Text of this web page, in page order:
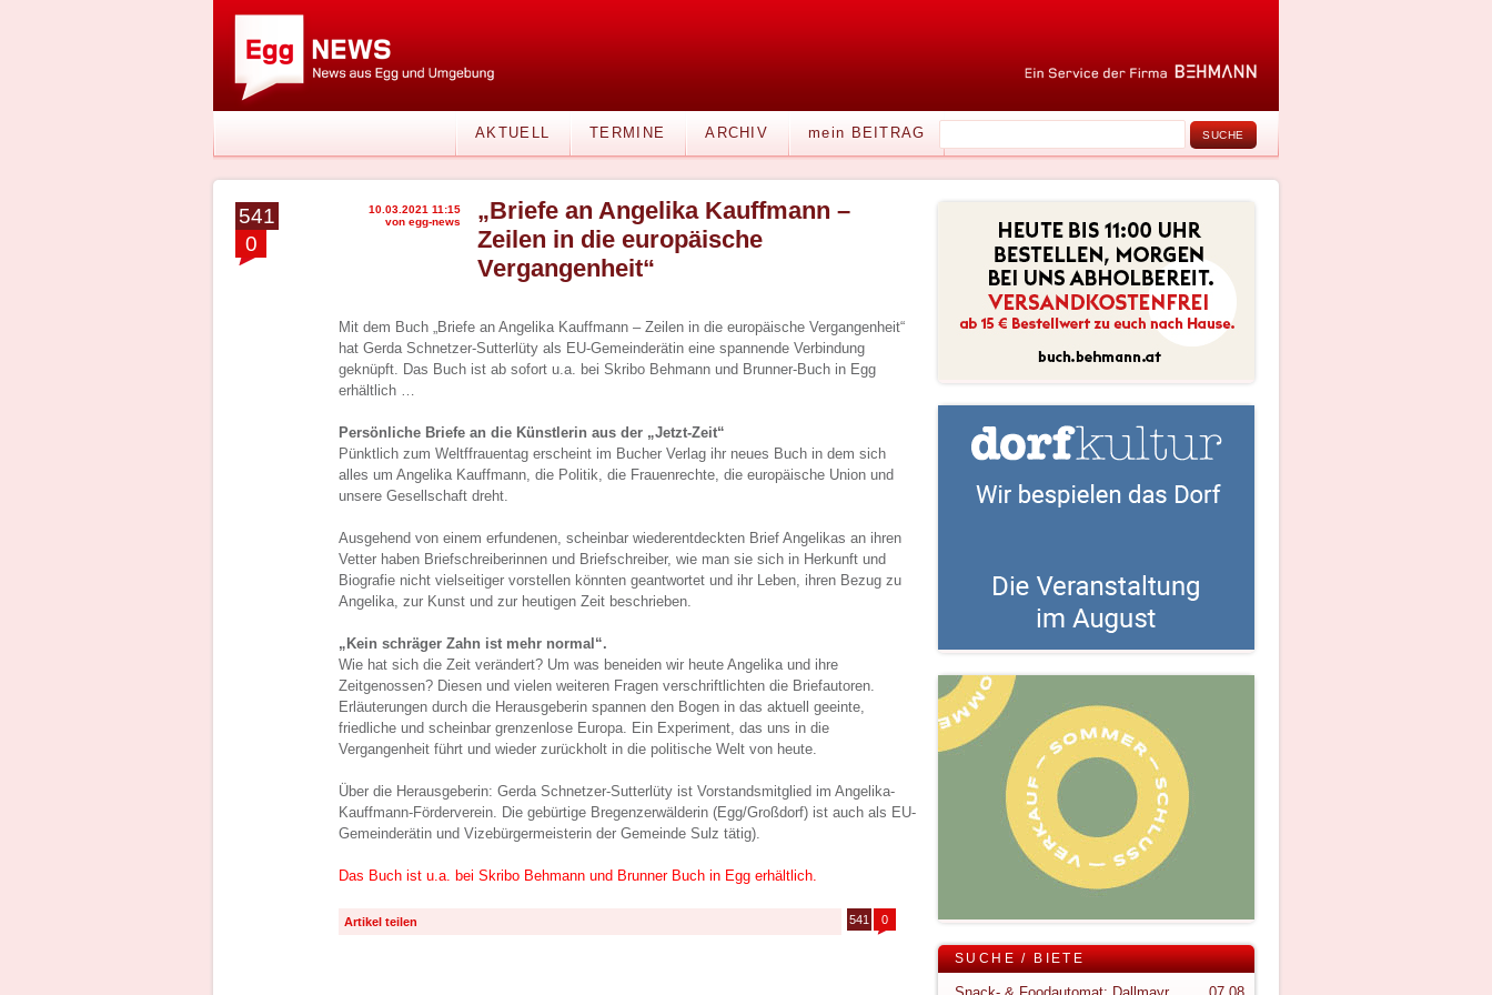
AKTUELL TERMINE ARCHIV mein BEITRAG
541
0
10.03.2021 11:15
von egg-news
„Briefe an Angelika Kauffmann –
Zeilen in die europäische
Vergangenheit“
Mit dem Buch „Briefe an Angelika Kauffmann – Zeilen in die europäische Vergangenheit“
hat Gerda Schnetzer-Sutterlüty als EU-Gemeinderätin eine spannende Verbindung
geknüpft. Das Buch ist ab sofort u.a. bei Skribo Behmann und Brunner-Buch in Egg
erhältlich …
Persönliche Briefe an die Künstlerin aus der „Jetzt-Zeit“
Pünktlich zum Weltffrauentag erscheint im Bucher Verlag ihr neues Buch in dem sich
alles um Angelika Kauffmann, die Politik, die Frauenrechte, die europäische Union und
unsere Gesellschaft dreht.
Ausgehend von einem erfundenen, scheinbar wiederentdeckten Brief Angelikas an ihren
Vetter haben Briefschreiberinnen und Briefschreiber, wie man sie sich in Herkunft und
Biografie nicht vielseitiger vorstellen könnten geantwortet und ihr Leben, ihren Bezug zu
Angelika, zur Kunst und zur heutigen Zeit beschrieben.
„Kein schräger Zahn ist mehr normal“.
Wie hat sich die Zeit verändert? Um was beneiden wir heute Angelika und ihre
Zeitgenossen? Diesen und vielen weiteren Fragen verschriftlichten die Briefautoren.
Erläuterungen durch die Herausgeberin spannen den Bogen in das aktuell geeinte,
friedliche und scheinbar grenzenlose Europa. Ein Experiment, das uns in die
Vergangenheit führt und wieder zurückholt in die politische Welt von heute.
Über die Herausgeberin: Gerda Schnetzer-Sutterlüty ist Vorstandsmitglied im Angelika-
Kauffmann-Förderverein. Die gebürtige Bregenzerwälderin (Egg/Großdorf) ist auch als EU-
Gemeinderätin und Vizebürgermeisterin der Gemeinde Sulz tätig).
Das Buch ist u.a. bei Skribo Behmann und Brunner Buch in Egg erhältlich.
Artikel teilen 541 0
SUCHE / BIETE